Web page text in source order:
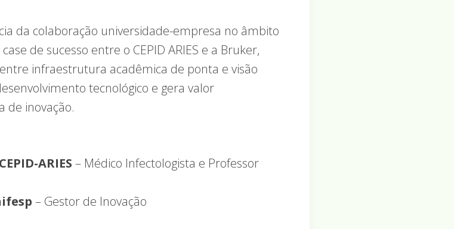
da colaboração universidade-empresa no âmbito
de sucesso entre o CEPID ARIES e a Bruker,
infraestrutura acadêmica de ponta e visão
tecnológico e gera valor
de inovação.
ARIES – Médico Infectologista e Professor
– Gestor de Inovação